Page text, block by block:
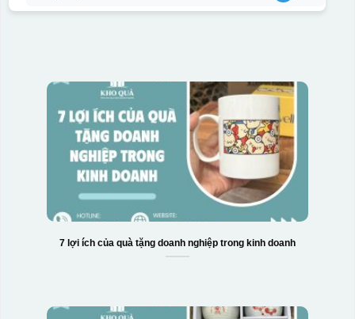
Hộp xi bình hoa
7 lợi ích của quà tặng doanh nghiệp trong kinh doanh